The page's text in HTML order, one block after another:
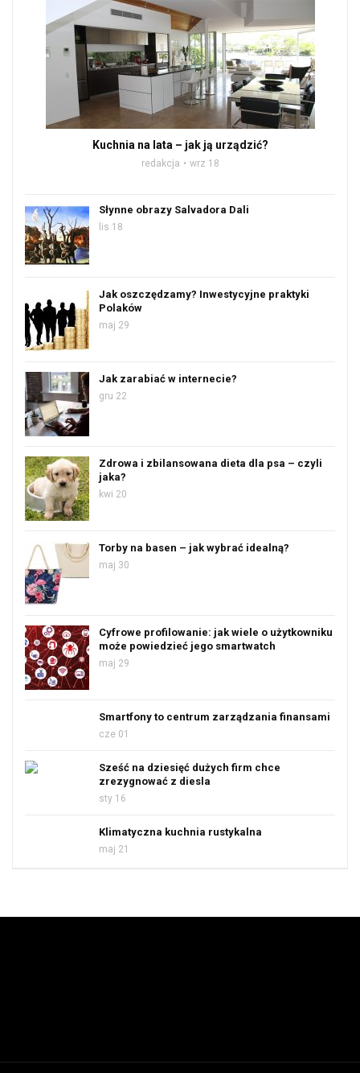
Kuchnia na lata – jak ją urządzić?
redakcja wrz 18
Słynne obrazy Salvadora Dali
lis 18
Jak oszczędzamy? Inwestycyjne praktyki
Polaków
maj 29
Jak zarabiać w internecie?
gru 22
Zdrowa i zbilansowana dieta dla psa – czyli
jaka?
kwi 20
Torby na basen – jak wybrać idealną?
maj 30
Cyfrowe profilowanie: jak wiele o użytkowniku
może powiedzieć jego smartwatch
maj 29
Smartfony to centrum zarządzania finansami
cze 01
Sześć na dziesięć dużych firm chce
zrezygnować z diesla
sty 16
Klimatyczna kuchnia rustykalna
maj 21